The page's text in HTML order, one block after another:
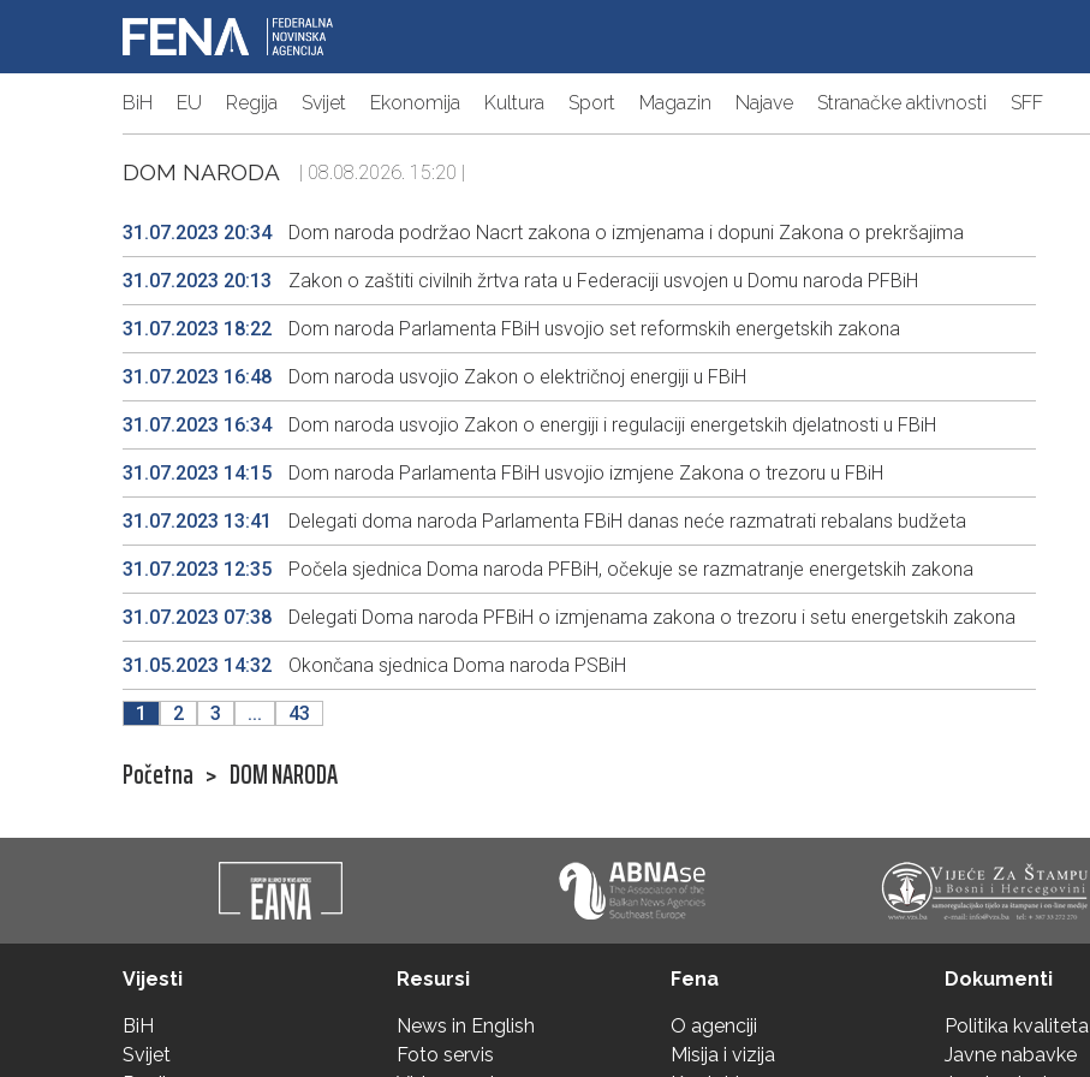
BiH EU Regija Svijet Ekonomija Kultura Sport Magazin Najave Stranačke aktivnosti SFF
DOM NARODA | 08.08.2026. 15:20 |
31.07.2023 20:34 Dom naroda podržao Nacrt zakona o izmjenama i dopuni Zakona o prekršajima
31.07.2023 20:13 Zakon o zaštiti civilnih žrtva rata u Federaciji usvojen u Domu naroda PFBiH
31.07.2023 18:22 Dom naroda Parlamenta FBiH usvojio set reformskih energetskih zakona
31.07.2023 16:48 Dom naroda usvojio Zakon o električnoj energiji u FBiH
31.07.2023 16:34 Dom naroda usvojio Zakon o energiji i regulaciji energetskih djelatnosti u FBiH
31.07.2023 14:15 Dom naroda Parlamenta FBiH usvojio izmjene Zakona o trezoru u FBiH
31.07.2023 13:41 Delegati doma naroda Parlamenta FBiH danas neće razmatrati rebalans budžeta
31.07.2023 12:35 Počela sjednica Doma naroda PFBiH, očekuje se razmatranje energetskih zakona
31.07.2023 07:38 Delegati Doma naroda PFBiH o izmjenama zakona o trezoru i setu energetskih zakona
31.05.2023 14:32 Okončana sjednica Doma naroda PSBiH
1 2 3 ... 43
Početna > DOM NARODA
Vijesti
BiH
Svijet
Resursi
News in English
Foto servis
Fena
O agenciji
Misija i vizija
Dokumenti
Politika kvaliteta
Javne nabavke